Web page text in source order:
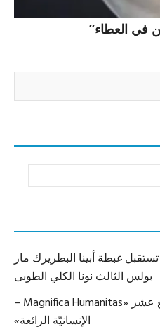
في العطاء”
غبطة أبينا البطريرك مار
بولس الثالث نونا الكلي الطوبى
رسالة البابا لاون الرابع عشر «Magnifica Humanitas –
الإنسانيّة الرائعة»